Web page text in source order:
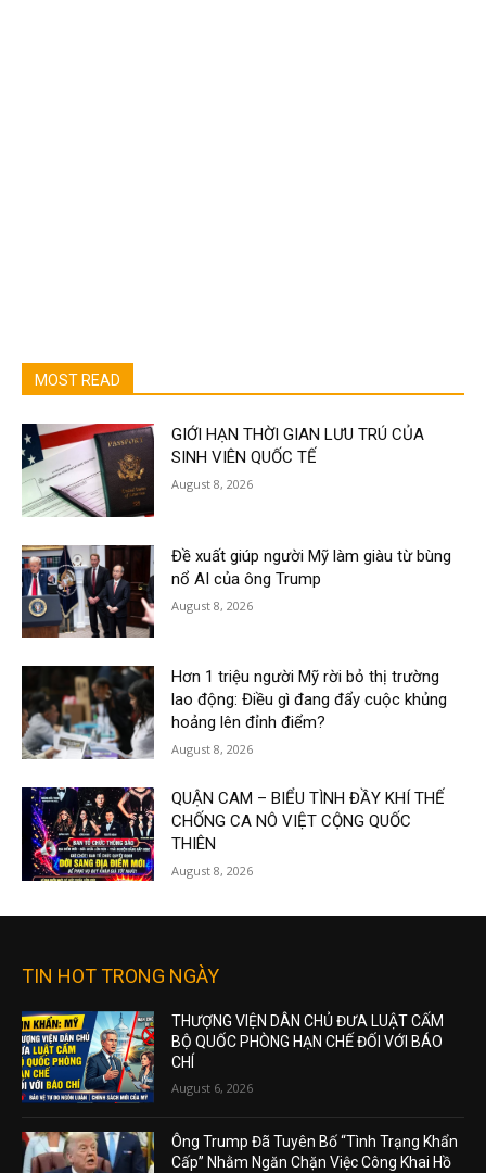
MOST READ
GIỚI HẠN THỜI GIAN LƯU TRÚ CỦA
SINH VIÊN QUỐC TẾ
August 8, 2026
Đề xuất giúp người Mỹ làm giàu từ bùng
nổ AI của ông Trump
August 8, 2026
Hơn 1 triệu người Mỹ rời bỏ thị trường
lao động: Điều gì đang đẩy cuộc khủng
hoảng lên đỉnh điểm?
August 8, 2026
QUẬN CAM – BIỂU TÌNH ĐẦY KHÍ THẾ
CHỐNG CA NÔ VIỆT CỘNG QUỐC
THIÊN
August 8, 2026
TIN HOT TRONG NGÀY
THƯỢNG VIỆN DÂN CHỦ ĐƯA LUẬT CẤM
BỘ QUỐC PHÒNG HẠN CHẾ ĐỐI VỚI BÁO
CHÍ
August 6, 2026
Ông Trump Đã Tuyên Bố “Tình Trạng Khẩn
Cấp” Nhằm Ngăn Chặn Việc Công Khai Hồ